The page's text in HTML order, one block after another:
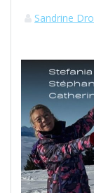
Sandrine